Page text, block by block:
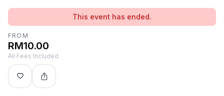
This event has ended.
FROM
RM10.00
All Fees Included